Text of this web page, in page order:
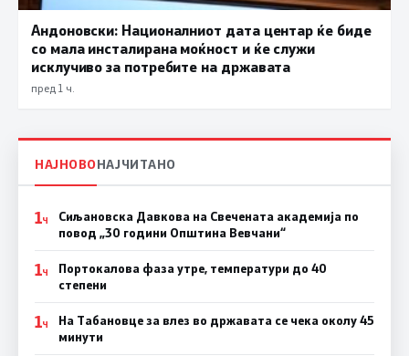
Андоновски: Националниот дата центар ќе биде
со мала инсталирана моќност и ќе служи
исклучиво за потребите на државата
пред 1 ч.
НАЈНОВОНАЈЧИТАНО
1Ч
Сиљановска Давкова на Свечената академија по
повод „30 години Општина Вевчани“
1Ч
Портокалова фаза утре, температури до 40
степени
1Ч
На Табановце за влез во државата се чека околу 45
минути